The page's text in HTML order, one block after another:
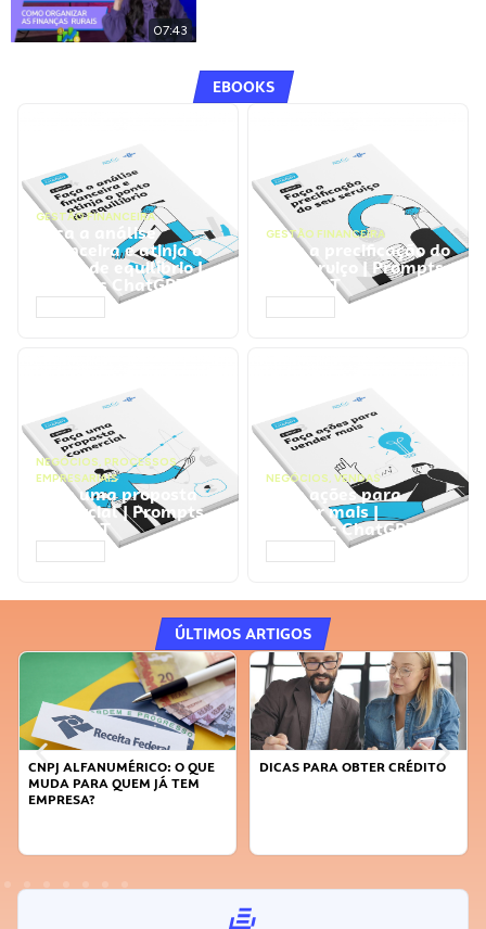
07:43
EBOOKS
GESTÃO FINANCEIRA
Faça a análise
financeira e atinja o
ponto de equilíbrio |
Prompts ChatGPT
GESTÃO FINANCEIRA
Faça a precificação do
seu serviço | Prompts
ChatGPT
NEGÓCIOS, PROCESSOS
EMPRESARIAIS
Faça uma proposta
comercial | Prompts
ChatGPT
NEGÓCIOS, VENDAS
Faça ações para
vender mais |
Prompts ChatGPT
ÚLTIMOS ARTIGOS
CNPJ ALFANUMÉRICO: O QUE
MUDA PARA QUEM JÁ TEM
EMPRESA?
DICAS PARA OBTER CRÉDITO